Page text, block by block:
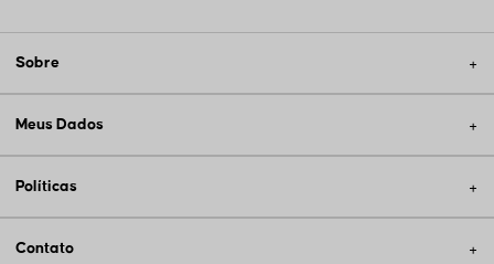
Sobre
Meus Dados
Políticas
Contato